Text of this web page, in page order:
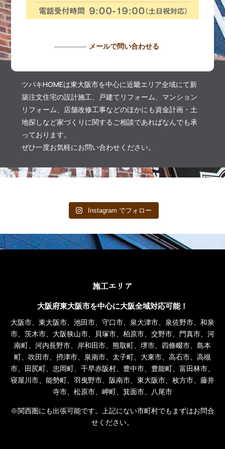
メールで問い合わせる
ツバキHOMEは東大阪市を中心に近畿エリア全域にて新
築注文住宅の設計施工、戸建てリフォーム、マンション
リフォーム、店舗改修工事などのほかにも資金計画・土
地探しなど家づくりに関するご相談であればなんでも承
っております。
ぜひ一度お気軽にお問い合わせください。
Instagram でフォロー
施工エリア
大阪府東大阪市を中心に大阪全域対応可能！
大阪市、東大阪市、池田市、守口市、泉大津市、泉佐野市、和泉
市、茨木市、大阪狭山市、貝塚市、柏原市、交野市、門真市、河
南町、河内長野市、岸和田市、熊取町、堺市、四條畷市、島本
町、吹田市、摂津市、泉南市、太子町、大東市、高石市、高槻
市、田尻町、忠岡町、千早赤阪村、豊中市、豊能町、富田林市、
寝屋川市、能勢町、羽曳野市、阪南市、東大阪市、枚方市、藤井
寺市、松原市、岬町、箕面市、八尾市
※関西圏にも出張可能です。上記にない市町村でもまずはお問合
せください。